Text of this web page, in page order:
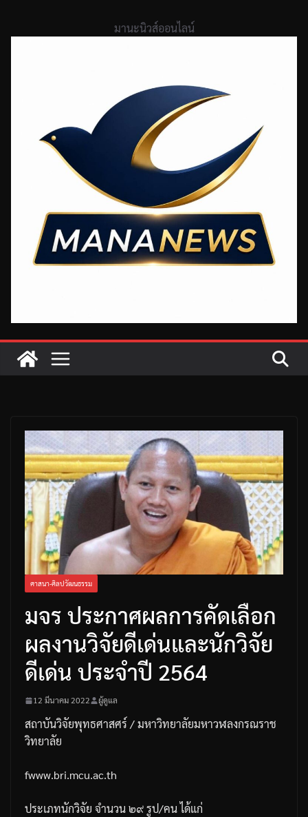
มานะนิวส์ออนไลน์
ศาสนา-ศิลปวัฒนธรรม
มจร ประกาศผลการคัดเลือก
ผลงานวิจัยดีเด่นและนักวิจัย
ดีเด่น ประจำปี 2564
12 มีนาคม 2022 ผู้ดูแล
สถาบันวิจัยพุทธศาสศร์ /มหาวิทยาลัยมหาวฬลงกรณราช
วิทยาลัย
fwww.bri.mcu.ac.th
ประเภทนักวิจัย จำนวน๒๙รูป/คนได้แก่